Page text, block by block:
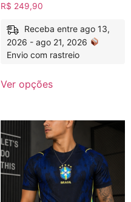
R$ 249,90
Receba entre ago 13,
2026 - ago 21, 2026
Envio com rastreio
Ver opções